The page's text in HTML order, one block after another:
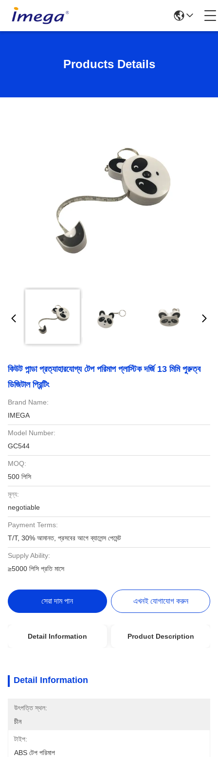
Products Details
কিউট পান্ডা প্রত্যাহারযোগ্য টেপ পরিমাপ প্লাস্টিক দর্জি 13 মিমি পুরুত্ব
ডিজিটাল প্রিন্টিং
Brand Name:
IMEGA
Model Number:
GC544
MOQ:
500 পিসি
মূল্য:
negotiable
Payment Terms:
T/T, 30% আমানত, প্রসবের আগে ব্যালেন্স পেমেন্ট
Supply Ability:
≥5000 পিসি প্রতি মাসে
সেরা দাম পান এখনই যোগাযোগ করুন
Detail Information Product Description
Detail Information
উৎপত্তি স্থল:
চীন
টাইপ:
ABS টেপ পরিমাপ